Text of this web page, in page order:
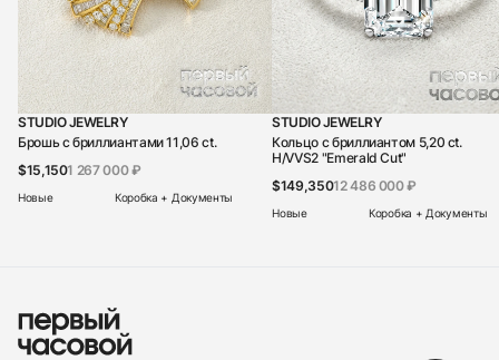
STUDIO JEWELRY
Брошь с бриллиантами 11,06 ct.
$15,1501 267 000 ₽
Новые Коробка + Документы
STUDIO JEWELRY
Кольцо с бриллиантом 5,20 ct.
H/VVS2 "Emerald Сut"
$149,35012 486 000 ₽
Новые Коробка + Документы